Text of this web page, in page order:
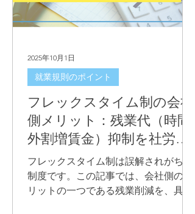
フレックスタイム制の会社
側メリット：残業代（時間
外割増賃金）抑制を社労士
が事例で解説
フレックスタイム制は誤解されがちな
制度です。この記事では、会社側のメ
リットの一つである残業削減を、具体
就業規則のポイント
2025年10月1日